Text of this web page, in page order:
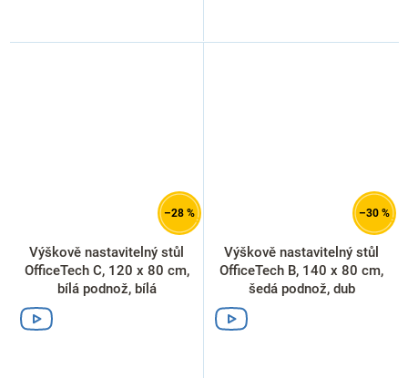
–28 %
Výškově nastavitelný stůl
OfficeTech C, 120 x 80 cm,
bílá podnož, bílá
–30 %
Výškově nastavitelný stůl
OfficeTech B, 140 x 80 cm,
šedá podnož, dub